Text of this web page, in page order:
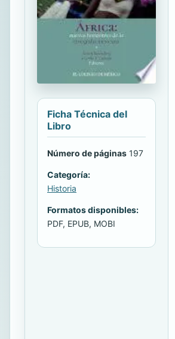
Ficha Técnica del
Libro
Número de páginas 197
Categoría:
Historia
Formatos disponibles:
PDF, EPUB, MOBI